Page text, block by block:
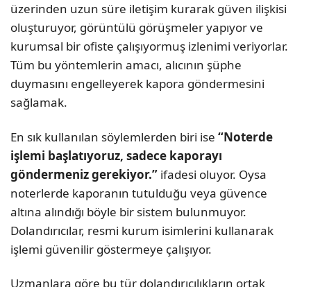
üzerinden uzun süre iletişim kurarak güven ilişkisi
oluşturuyor, görüntülü görüşmeler yapıyor ve
kurumsal bir ofiste çalışıyormuş izlenimi veriyorlar.
Tüm bu yöntemlerin amacı, alıcının şüphe
duymasını engelleyerek kapora göndermesini
sağlamak.
En sık kullanılan söylemlerden biri ise “Noterde
işlemi başlatıyoruz, sadece kaporayı
göndermeniz gerekiyor.” ifadesi oluyor. Oysa
noterlerde kaporanın tutulduğu veya güvence
altına alındığı böyle bir sistem bulunmuyor.
Dolandırıcılar, resmi kurum isimlerini kullanarak
işlemi güvenilir göstermeye çalışıyor.
Uzmanlara göre bu tür dolandırıcılıkların ortak